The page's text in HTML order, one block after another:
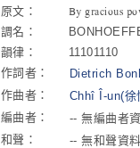
原文：
By gracious
調名：
韻律：
11101110
作詞者：
Dietrich
作曲者：
Chhî Î-un(徐
編曲者：
-- 無編曲者
和聲：
-- 無和聲資